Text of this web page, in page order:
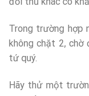
Trong trường hợp
không chặt 2,
tứ quý.
Hãy thử một